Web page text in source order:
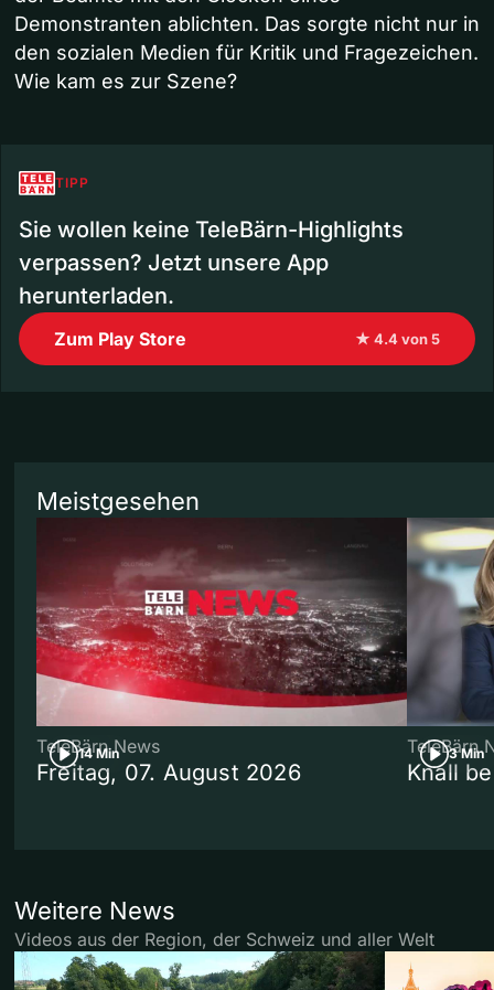
Demonstranten ablichten. Das sorgte nicht nur in
den sozialen Medien für Kritik und Fragezeichen.
Wie kam es zur Szene?
TIPP
Sie wollen keine TeleBärn-Highlights
verpassen? Jetzt unsere App
herunterladen.
Zum Play Store ★ 4.4 von 5
Meistgesehen
14 Min
TeleBärn News
Freitag, 07. August 2026
3 Min
TeleBärn
Knall
Weitere News
Videos aus der Region, der Schweiz und aller Welt